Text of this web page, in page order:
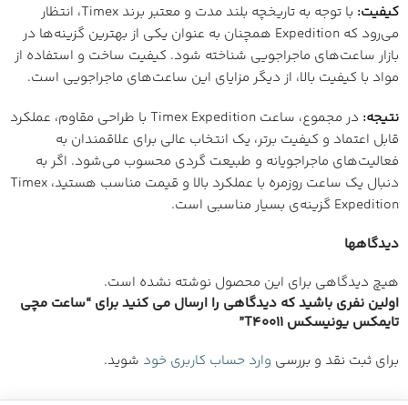
کیفیت:
با توجه به تاریخچه بلند مدت و معتبر برند Timex، انتظار
می‌رود که Expedition همچنان به عنوان یکی از بهترین گزینه‌ها در
بازار ساعت‌های ماجراجویی شناخته شود. کیفیت ساخت و استفاده از
مواد با کیفیت بالا، از دیگر مزایای این ساعت‌های ماجراجویی است.
نتیجه:
در مجموع، ساعت Timex Expedition با طراحی مقاوم، عملکرد
قابل اعتماد و کیفیت برتر، یک انتخاب عالی برای علاقمندان به
فعالیت‌های ماجراجویانه و طبیعت گردی محسوب می‌شود. اگر به
دنبال یک ساعت روزمره با عملکرد بالا و قیمت مناسب هستید، Timex
Expedition گزینه‌ی بسیار مناسبی است.
دیدگاهها
هیچ دیدگاهی برای این محصول نوشته نشده است.
اولین نفری باشید که دیدگاهی را ارسال می کنید برای “ساعت مچی
تایمکس یونیسکس T40011”
برای ثبت نقد و بررسی وارد حساب کاربری خود شوید.